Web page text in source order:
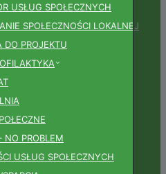
USŁUG SPOŁECZNYCH
SPOŁECZNOŚCI LOKALNEJ
DO PROJEKTU
NO PROBLEM
USŁUG SPOŁECZNYCH